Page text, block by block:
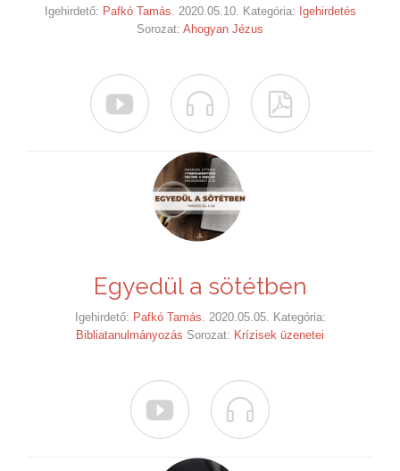
Igehirdető: Pafkó Tamás . 2020.05.10. Kategória: Igehirdetés
Sorozat: Ahogyan Jézus
  
Egyedül a sötétben
Igehirdető: Pafkó Tamás. 2020.05.05. Kategória:
Bibliatanulmányozás Sorozat: Krízisek üzenetei
 